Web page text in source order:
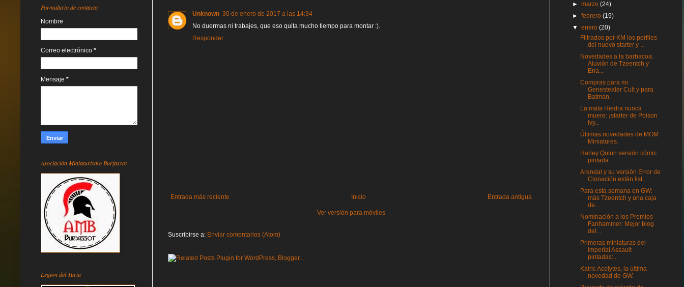
Unknown 30 de enero de 2017 a las 14:34
No duermas ni trabajes, que eso quita mucho tiempo para montar :).
Responder
Entrada más reciente Entrada antigua
Inicio
Ver versión para móviles
Suscribirse a: Enviar comentarios (Atom)
Formulario de contacto
Nombre
Correo electrónico *
Mensaje *
Asociación Miniaturismo Burjassot
Legion del Turia
►marzo(24)
►febrero(19)
▼enero(20)
Filtrados por KM los perfiles
del nuevo starter y ...
Novedades a la barbacoa:
Aluvión de Tzeentch y
Ena...
Compras para mi
Genestealer Cult y para
Batman.
La mala Hiedra nunca
muere: ¡starter de Poison
Ivy...
Últimas novedades de MOM
Miniatures.
Harley Quinn versión cómic
pintada.
Arendal y su versión Error de
Clonación están list...
Para esta semana en GW:
más Tzeentch y una caja
de...
Nominación a los Premios
Fanhammer: Mejor blog
del...
Primeras miniaturas del
Imperial Assault
pintadas:...
Kairic Acolytes, la última
novedad de GW.